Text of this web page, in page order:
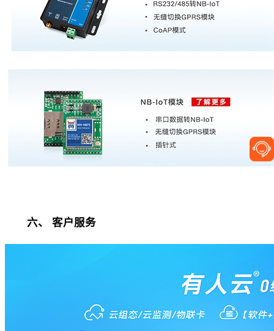
六、 客户服务